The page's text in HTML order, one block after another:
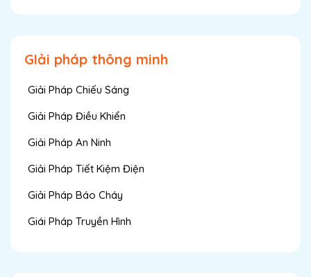
GIải pháp thông minh
Giải Pháp Chiếu Sáng
Giải Pháp Điều Khiển
Giải Pháp An Ninh
Giải Pháp Tiết Kiệm Điện
Giải Pháp Báo Cháy
Giái Pháp Truyền Hình